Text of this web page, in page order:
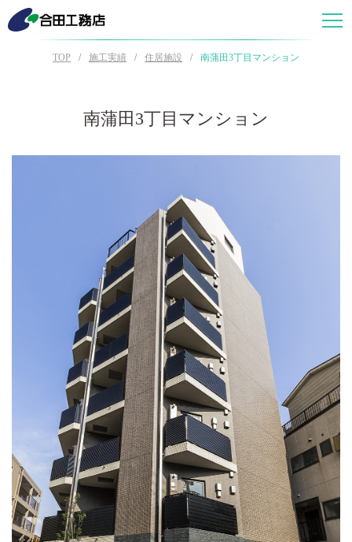
TOP 施工実績 住居施設 南蒲田3丁目マンション
南蒲田3丁目マンション